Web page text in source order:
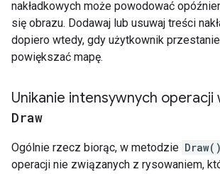
nakładkowych może powodować
się obrazu. Dodawaj lub usuwaj treści
dopiero wtedy, gdy użytkownik
powiększać mapę.
Unikanie intensywnych
Draw
Ogólnie rzecz biorąc, w metodzie Draw()
operacji nie związanych z rysowaniem,